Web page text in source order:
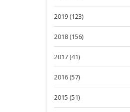
2019 (123)
2018 (156)
2017 (41)
2016 (57)
2015 (51)